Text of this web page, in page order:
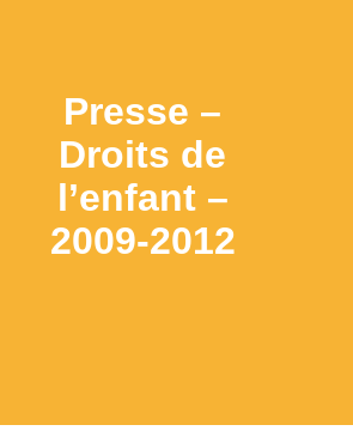
Presse –
Droits de
l’enfant –
2009-2012